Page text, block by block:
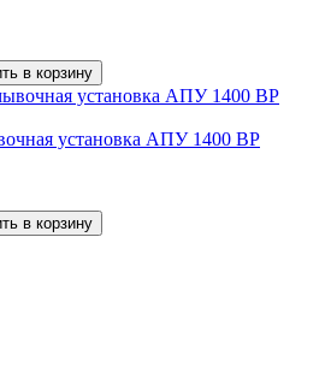
в корзину
установка АПУ 1400 ВР
в корзину